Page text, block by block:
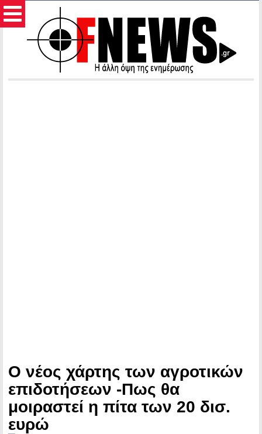
Ο νέος χάρτης των αγροτικών
επιδοτήσεων -Πως θα
μοιραστεί η πίτα των 20 δισ.
ευρώ